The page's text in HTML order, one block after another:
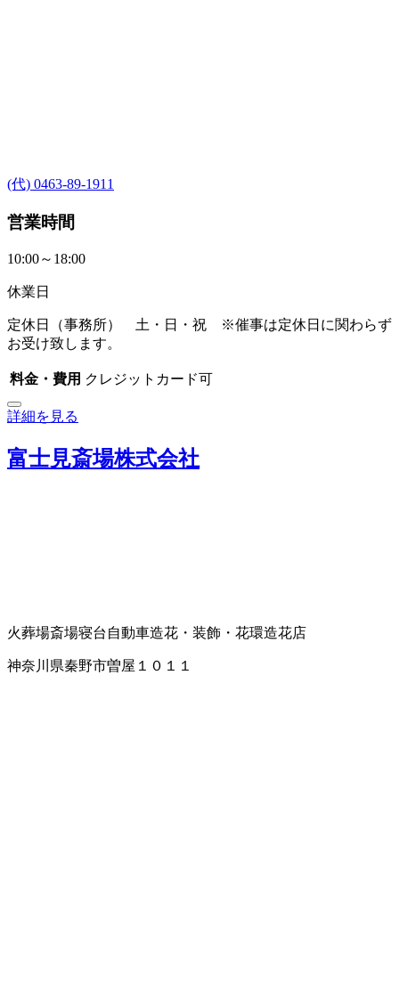
(代) 0463-89-1911
営業時間
10:00～18:00
休業日
定休日（事務所） 土・日・祝 ※催事は定休日に関わらず
お受け致します。
料金・費用 クレジットカード可
詳細を見る
富士見斎場株式会社
火葬場斎場寝台自動車造花・装飾・花環造花店
神奈川県秦野市曽屋１０１１